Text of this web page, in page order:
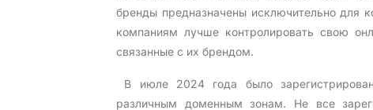
бренды предназначены исключительно для
компаниям лучше контролировать свою
связанные с их брендом.
В июле 2024 года было
различным доменным зонам. Не все